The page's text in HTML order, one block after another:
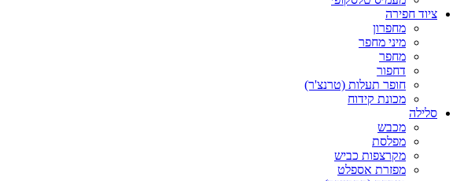
ציוד חפירה
מחפרון
מיני מחפר
מחפר
דחפור
חופר תעלות (טרנצ'ר)
מכונת קידוח
סלילה
מכבש
מפלסת
מקרצפות כביש
מפזרת אספלט